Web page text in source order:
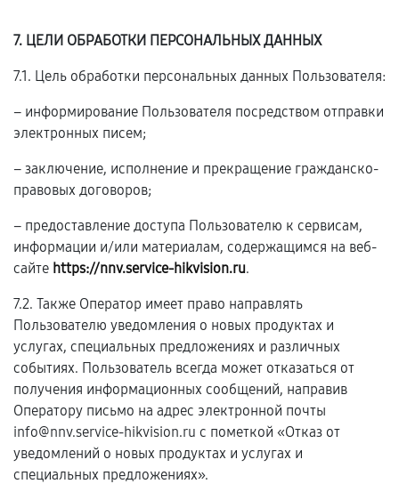
7. ЦЕЛИ ОБРАБОТКИ ПЕРСОНАЛЬНЫХ ДАННЫХ
7.1. Цель обработки персональных данных Пользователя:
– информирование Пользователя посредством отправки
электронных писем;
– заключение, исполнение и прекращение гражданско-
правовых договоров;
– предоставление доступа Пользователю к сервисам,
информации и/или материалам, содержащимся на веб-
сайте https://nnv.service-hikvision.ru.
7.2. Также Оператор имеет право направлять
Пользователю уведомления о новых продуктах и
услугах, специальных предложениях и различных
событиях. Пользователь всегда может отказаться от
получения информационных сообщений, направив
Оператору письмо на адрес электронной почты
info@nnv.service-hikvision.ru с пометкой «Отказ от
уведомлений о новых продуктах и услугах и
специальных предложениях».